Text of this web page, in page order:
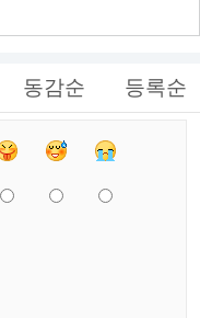
동감순 등록순